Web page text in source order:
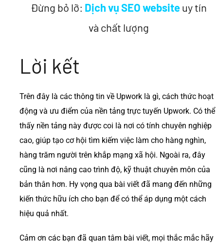
Đừng bỏ lỡ: Dịch vụ SEO websiteuy tín
và chất lượng
Lời kết
Trên đây là các thông tin về Upwork là gì, cách thức hoạt
động và ưu điểm của nền tảng trực tuyến Upwork. Có thể
thấy nền tảng này được coi là nơi có tính chuyên nghiệp
cao, giúp tạo cơ hội tìm kiếm việc làm cho hàng nghìn,
hàng trăm người trên khắp mạng xã hội. Ngoài ra, đây
cũng là nơi nâng cao trình độ, kỹ thuật chuyên môn của
bản thân hơn. Hy vọng qua bài viết đã mang đến những
kiến thức hữu ích cho bạn để có thể áp dụng một cách
hiệu quả nhất.
Cảm ơn các bạn đã quan tâm bài viết, mọi thắc mắc hãy